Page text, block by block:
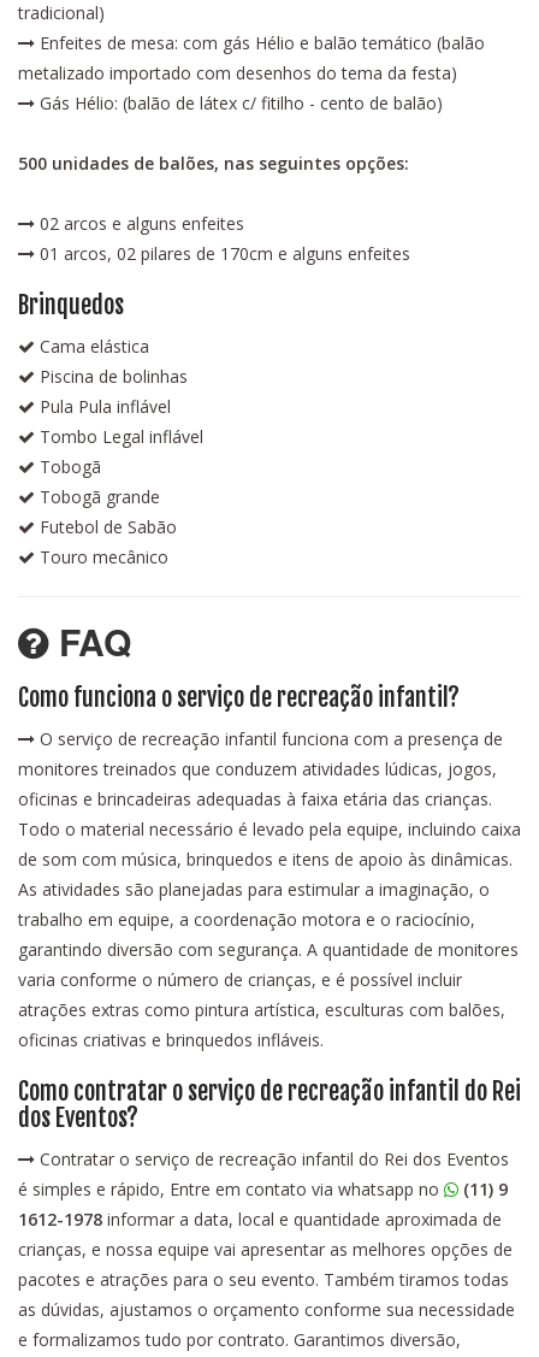
tradicional)
Enfeites de mesa: com gás Hélio e balão temático (balão
metalizado importado com desenhos do tema da festa)
Gás Hélio: (balão de látex c/ fitilho - cento de balão)
500 unidades de balões, nas seguintes opções:
02 arcos e alguns enfeites
01 arcos, 02 pilares de 170cm e alguns enfeites
Brinquedos
Cama elástica
Piscina de bolinhas
Pula Pula inflável
Tombo Legal inflável
Tobogã
Tobogã grande
Futebol de Sabão
Touro mecânico
FAQ
Como funciona o serviço de recreação infantil?
O serviço de recreação infantil funciona com a presença de
monitores treinados que conduzem atividades lúdicas, jogos,
oficinas e brincadeiras adequadas à faixa etária das crianças.
Todo o material necessário é levado pela equipe, incluindo caixa
de som com música, brinquedos e itens de apoio às dinâmicas.
As atividades são planejadas para estimular a imaginação, o
trabalho em equipe, a coordenação motora e o raciocínio,
garantindo diversão com segurança. A quantidade de monitores
varia conforme o número de crianças, e é possível incluir
atrações extras como pintura artística, esculturas com balões,
oficinas criativas e brinquedos infláveis.
Como contratar o serviço de recreação infantil do Rei
dos Eventos?
Contratar o serviço de recreação infantil do Rei dos Eventos
é simples e rápido, Entre em contato via whatsapp no
(11) 9
1612-1978 informar a data, local e quantidade aproximada de
crianças, e nossa equipe vai apresentar as melhores opções de
pacotes e atrações para o seu evento. Também tiramos todas
as dúvidas, ajustamos o orçamento conforme sua necessidade
e formalizamos tudo por contrato. Garantimos diversão,